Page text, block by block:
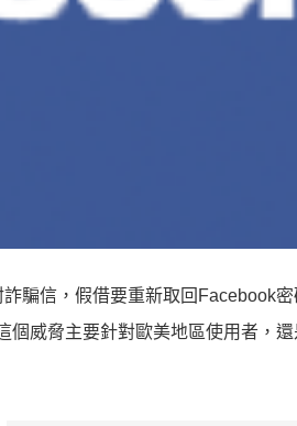
詐騙信，假借要重新取回Facebook
威脅主要針對歐美地區使用者，